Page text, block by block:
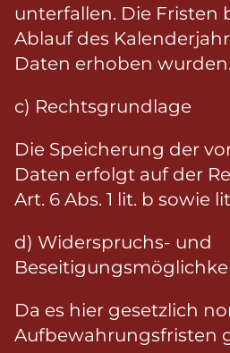
unterfallen. Die Fristen
Ablauf des
Daten erhoben wurden.
c) Rechtsgrundlage
Die Speicherung der
Daten erfolgt auf der
Art. 6 Abs. 1 lit. b sowie
d) Widerspruchs- und
Da es hier gesetzlich
Aufbewahrungsfristen